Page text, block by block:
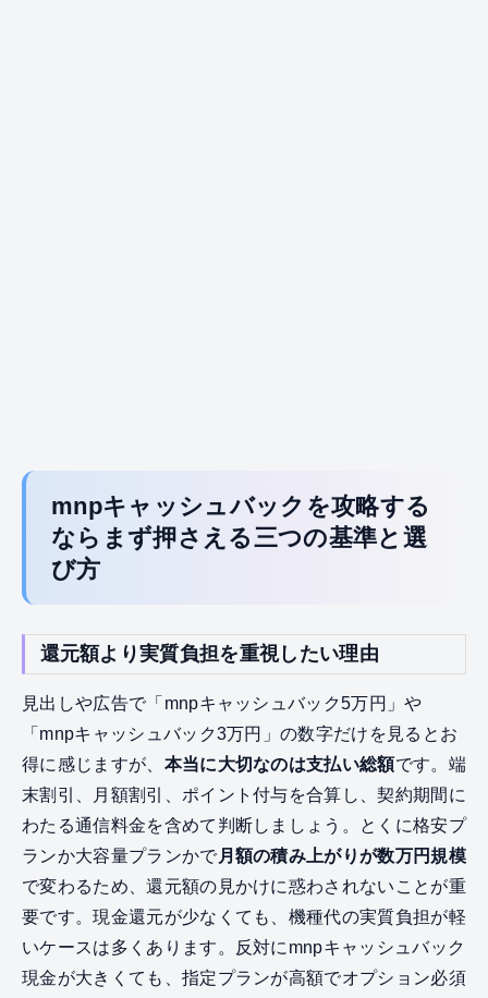
mnpキャッシュバックを攻略する
ならまず押さえる三つの基準と選
び方
還元額より実質負担を重視したい理由
見出しや広告で「mnpキャッシュバック5万円」や
「mnpキャッシュバック3万円」の数字だけを見るとお
得に感じますが、 本当に大切なのは支払い総額です。端
末割引、月額割引、ポイント付与を合算し、契約期間に
わたる通信料金を含めて判断しましょう。とくに格安プ
ランか大容量プランかで月額の積み上がりが数万円規模
で変わるため、還元額の見かけに惑わされないことが重
要です。現金還元が少なくても、機種代の実質負担が軽
いケースは多くあります。反対にmnpキャッシュバック
現金が大きくても、指定プランが高額でオプション必須